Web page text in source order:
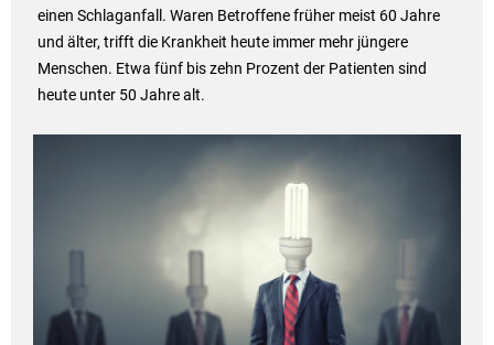
einen Schlaganfall. Waren Betroffene früher meist 60 Jahre
und älter, trifft die Krankheit heute immer mehr jüngere
Menschen. Etwa fünf bis zehn Prozent der Patienten sind
heute unter 50 Jahre alt.